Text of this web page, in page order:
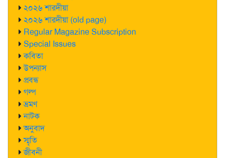
২০২৬ শারদীয়া
২০২৬ শারদীয়া (old page)
Regular Magazine Subscription
Special Issues
কবিতা
উপন্যাস
প্রবন্ধ
গল্প
ভ্রমণ
নাটক
অনুবাদ
স্মৃতি
জীবনী